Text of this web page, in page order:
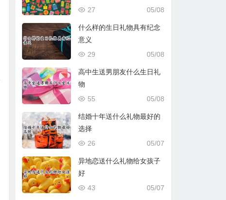
05/08
27
什么样的生日礼物具有纪念
意义
05/08
29
高中生送男朋友什么生日礼
物
05/08
55
结婚十年送什么礼物最好的
选择
05/07
26
异地恋送什么礼物给女孩子
好
05/07
43